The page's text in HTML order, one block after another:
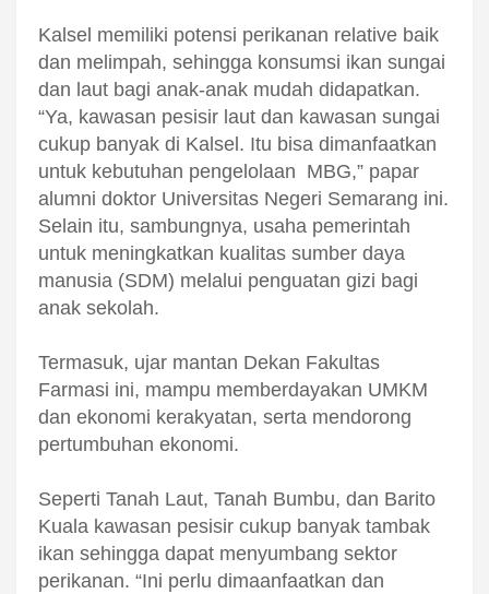
Kalsel memiliki potensi perikanan relative baik
dan melimpah, sehingga konsumsi ikan sungai
dan laut bagi anak-anak mudah didapatkan.
“Ya, kawasan pesisir laut dan kawasan sungai
cukup banyak di Kalsel. Itu bisa dimanfaatkan
untuk kebutuhan pengelolaan MBG,” papar
alumni doktor Universitas Negeri Semarang ini.
Selain itu, sambungnya, usaha pemerintah
untuk meningkatkan kualitas sumber daya
manusia (SDM) melalui penguatan gizi bagi
anak sekolah.
Termasuk, ujar mantan Dekan Fakultas
Farmasi ini, mampu memberdayakan UMKM
dan ekonomi kerakyatan, serta mendorong
pertumbuhan ekonomi.
Seperti Tanah Laut, Tanah Bumbu, dan Barito
Kuala kawasan pesisir cukup banyak tambak
ikan sehingga dapat menyumbang sektor
perikanan. “Ini perlu dimaanfaatkan dan